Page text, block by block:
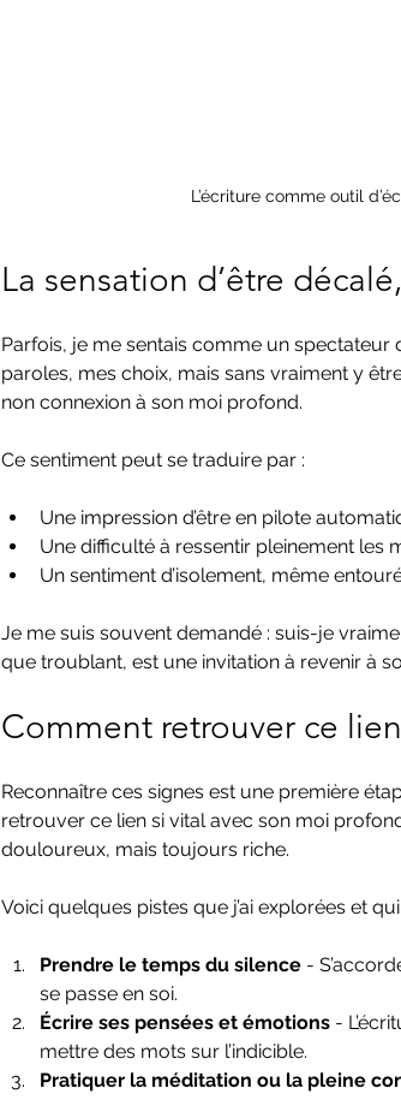
L’écriture comme outil
La sensation d’être
Parfois, je me sentais comme un
paroles, mes choix, mais sans vraiment y
non connexion à son moi profond.
Ce sentiment peut se traduire par :
Une impression d’être en pilote
Une difficulté à ressentir pleinement les
Un sentiment d’isolement, même
Je me suis souvent demandé : suis-je
que troublant, est une invitation à revenir à
Comment retrouver ce
Reconnaître ces signes est une première
retrouver ce lien si vital avec son moi
douloureux, mais toujours riche.
Voici quelques pistes que j’ai explorées et qui
Prendre le temps du silence -
se passe en soi.
Écrire ses pensées et émotions -
mettre des mots sur l’indicible.
Pratiquer la méditation ou la pleine